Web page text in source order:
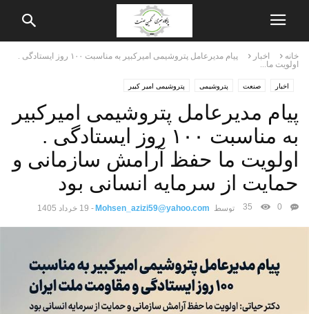
خانه اخبار
پیام مدیرعامل پتروشیمی امیرکبیر به مناسبت ۱۰۰ روز ایستادگی .
اولویت ما...
اخبار صنعت پتروشیمی پتروشیمی امیر کبیر
پیام مدیرعامل پتروشیمی امیرکبیر
به مناسبت ۱۰۰ روز ایستادگی .
اولویت ما حفظ آرامش سازمانی و
حمایت از سرمایه انسانی بود
توسط Mohsen_azizi59@yahoo.com
- 19 خرداد 1405 0
35